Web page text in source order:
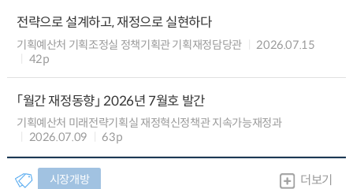
전략으로 설계하고, 재정으로 실현하다
기획예산처 기획조정실 정책기획관 기획재정담당관
2026.07.15
42p
「월간 재정동향」 2026년 7월호 발간
기획예산처 미래전략기획실 재정혁신정책관 지속가능재정과
2026.07.09
63p
시장개방 더보기